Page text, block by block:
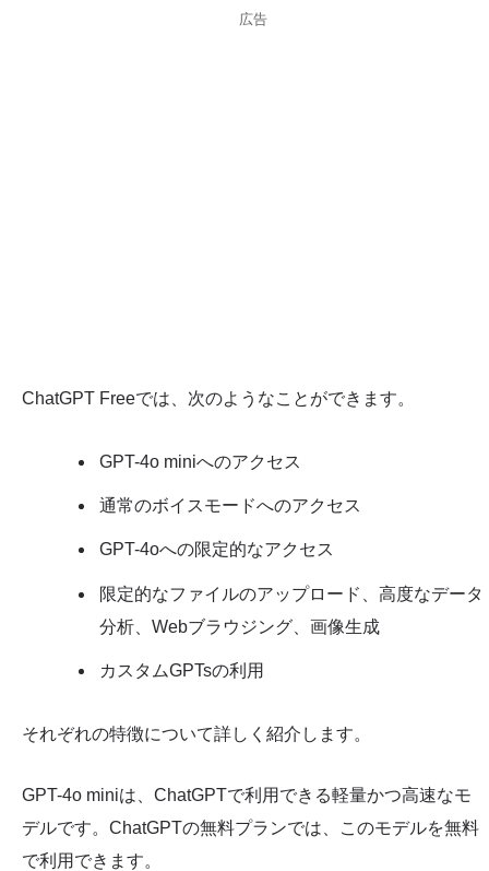
広告
ChatGPT Freeでは、次のようなことができます。
GPT-4o miniへのアクセス
通常のボイスモードへのアクセス
GPT-4oへの限定的なアクセス
限定的なファイルのアップロード、高度なデータ
分析、Webブラウジング、画像生成
カスタムGPTsの利用
それぞれの特徴について詳しく紹介します。
GPT-4o miniは、ChatGPTで利用できる軽量かつ高速なモ
デルです。ChatGPTの無料プランでは、このモデルを無料
で利用できます。